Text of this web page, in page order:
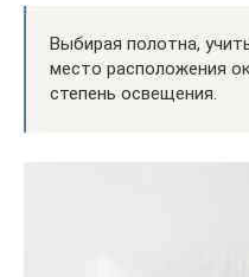
Выбирая полотна,
место расположения
степень освещения.